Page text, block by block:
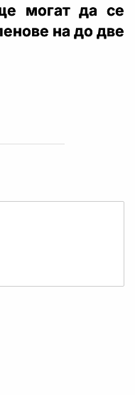
могат да се
на до две